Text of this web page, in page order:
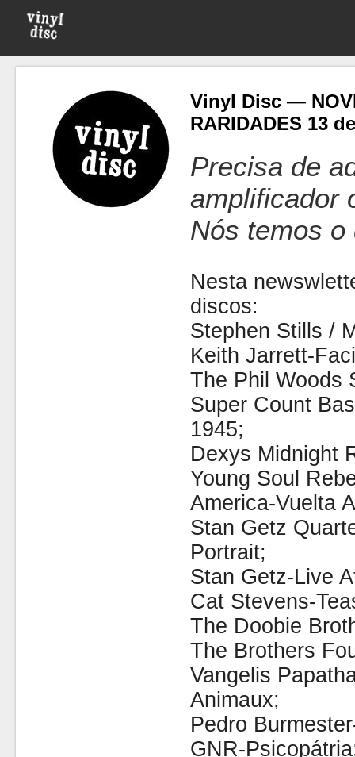
Vinyl Disc —
RARIDADES 13
Precisa de
amplificador
Nós temos o
Nesta
discos:
Stephen Stills /
Keith Jarrett-
The Phil Woods
Super Count
1945;
Dexys Midnight
Young Soul
America-Vuelta
Stan Getz
Portrait;
Stan Getz-Live
Cat Stevens-
The Doobie
The Brothers
Vangelis
Animaux;
Pedro
GNR-